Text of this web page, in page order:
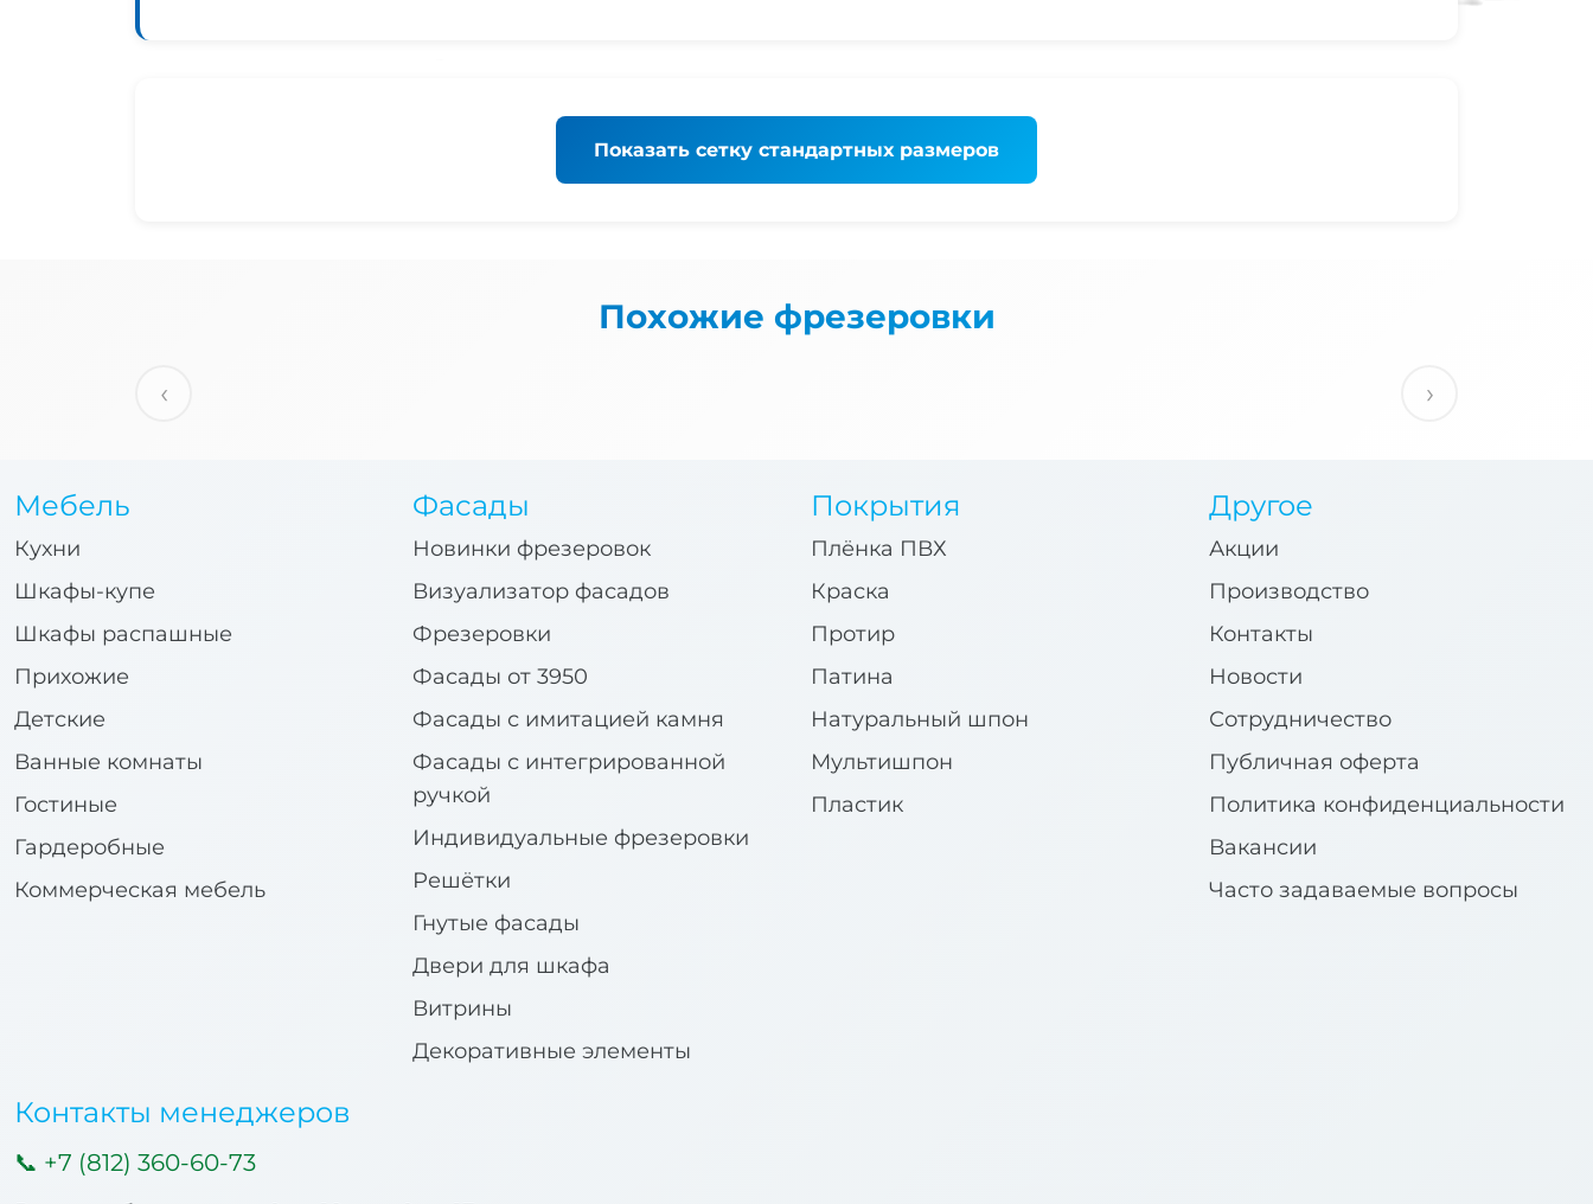
Показать сетку стандартных размеров
Похожие фрезеровки
‹ ›
Мебель
Кухни
Шкафы-купе
Шкафы распашные
Прихожие
Детские
Ванные комнаты
Гостиные
Гардеробные
Коммерческая мебель
Фасады
Новинки фрезеровок
Визуализатор фасадов
Фрезеровки
Фасады от 3950
Фасады с имитацией камня
Фасады с интегрированной
ручкой
Индивидуальные фрезеровки
Решётки
Гнутые фасады
Двери для шкафа
Витрины
Декоративные элементы
Покрытия
Плёнка ПВХ
Краска
Протир
Патина
Натуральный шпон
Мультишпон
Пластик
Другое
Акции
Производство
Контакты
Новости
Сотрудничество
Публичная оферта
Политика конфиденциальности
Вакансии
Часто задаваемые вопросы
Контакты менеджеров
+7 (812) 360-60-73